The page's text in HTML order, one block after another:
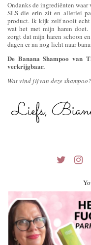
Ondanks de ingrediënten
SLS die erin zit en allerlei
product. Ik kijk zelf nooit echt
wat het met mijn haren
zorgt dat mijn haren schoon
dagen er na nog licht naar
De Banana Shampoo van
verkrijgbaar.
Wat vind jij van deze shampoo?